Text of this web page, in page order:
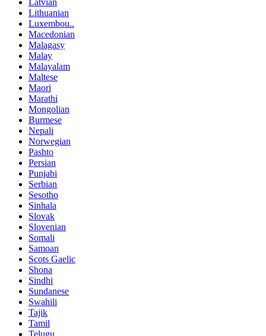
Latvian
Lithuanian
Luxembou..
Macedonian
Malagasy
Malay
Malayalam
Maltese
Maori
Marathi
Mongolian
Burmese
Nepali
Norwegian
Pashto
Persian
Punjabi
Serbian
Sesotho
Sinhala
Slovak
Slovenian
Somali
Samoan
Scots Gaelic
Shona
Sindhi
Sundanese
Swahili
Tajik
Tamil